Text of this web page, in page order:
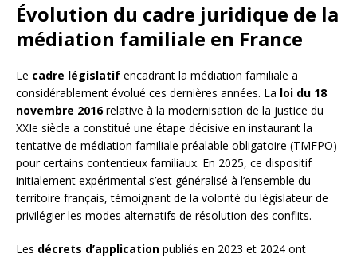
Évolution du cadre juridique de la
médiation familiale en France
Le cadre législatif encadrant la médiation familiale a
considérablement évolué ces dernières années. La loi du 18
novembre 2016relative à la modernisation de la justice du
XXIe siècle a constitué une étape décisive en instaurant la
tentative de médiation familiale préalable obligatoire (TMFPO)
pour certains contentieux familiaux. En 2025, ce dispositif
initialement expérimental s’est généralisé à l’ensemble du
territoire français, témoignant de la volonté du législateur de
privilégier les modes alternatifs de résolution des conflits.
Les décrets d’application publiés en 2023 et 2024 ont